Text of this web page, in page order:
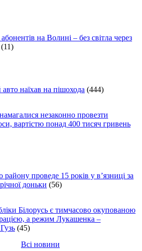
на Волині – без світла через
(11)
наїхав на пішохода (444)
незаконно провезти
вартістю понад 400 тисяч гривень
проведе 15 років у в’язниці за
доньки (56)
Білорусь є тимчасово окупованою
а режим Лукашенка –
(45)
Всі новини